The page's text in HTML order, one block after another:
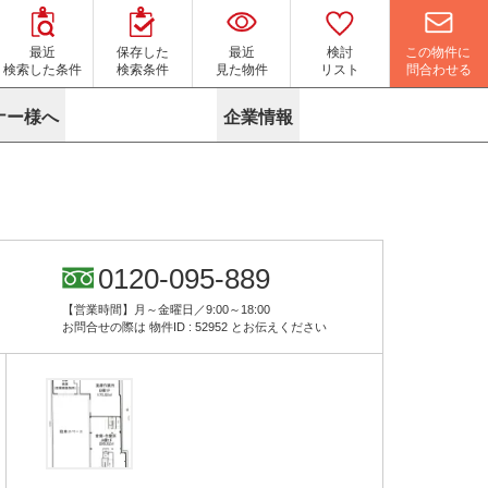
最近
検索した条件
保存した
検索条件
最近
見た物件
検討
リスト
この物件に
問合わせる
ックを探す
路線から探す
こだわりから探す
地図から探す
名古屋のクリニックを探す
ー様へ
蛍光灯の廃止に備えてLED化へ
企業情報
ベンチャー・フォーラム
0120-095-889
【営業時間】月～金曜日／9:00～18:00
お問合せの際は 物件ID : 52952 とお伝えください